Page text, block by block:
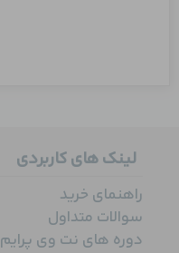
لینک های کاربردی
راهنمای خرید
سوالات متداول
دوره های نت وی پرایم